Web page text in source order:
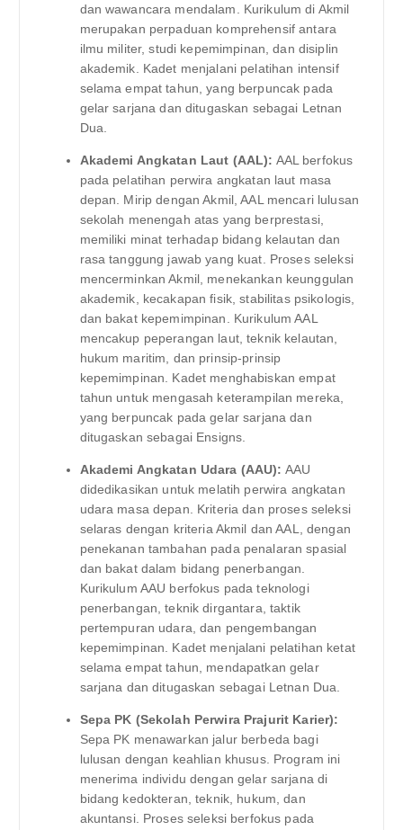
dan wawancara mendalam. Kurikulum di Akmil
merupakan perpaduan komprehensif antara
ilmu militer, studi kepemimpinan, dan disiplin
akademik. Kadet menjalani pelatihan intensif
selama empat tahun, yang berpuncak pada
gelar sarjana dan ditugaskan sebagai Letnan
Dua.
Akademi Angkatan Laut (AAL): AAL berfokus
pada pelatihan perwira angkatan laut masa
depan. Mirip dengan Akmil, AAL mencari lulusan
sekolah menengah atas yang berprestasi,
memiliki minat terhadap bidang kelautan dan
rasa tanggung jawab yang kuat. Proses seleksi
mencerminkan Akmil, menekankan keunggulan
akademik, kecakapan fisik, stabilitas psikologis,
dan bakat kepemimpinan. Kurikulum AAL
mencakup peperangan laut, teknik kelautan,
hukum maritim, dan prinsip-prinsip
kepemimpinan. Kadet menghabiskan empat
tahun untuk mengasah keterampilan mereka,
yang berpuncak pada gelar sarjana dan
ditugaskan sebagai Ensigns.
Akademi Angkatan Udara (AAU): AAU
didedikasikan untuk melatih perwira angkatan
udara masa depan. Kriteria dan proses seleksi
selaras dengan kriteria Akmil dan AAL, dengan
penekanan tambahan pada penalaran spasial
dan bakat dalam bidang penerbangan.
Kurikulum AAU berfokus pada teknologi
penerbangan, teknik dirgantara, taktik
pertempuran udara, dan pengembangan
kepemimpinan. Kadet menjalani pelatihan ketat
selama empat tahun, mendapatkan gelar
sarjana dan ditugaskan sebagai Letnan Dua.
Sepa PK (Sekolah Perwira Prajurit Karier):
Sepa PK menawarkan jalur berbeda bagi
lulusan dengan keahlian khusus. Program ini
menerima individu dengan gelar sarjana di
bidang kedokteran, teknik, hukum, dan
akuntansi. Proses seleksi berfokus pada